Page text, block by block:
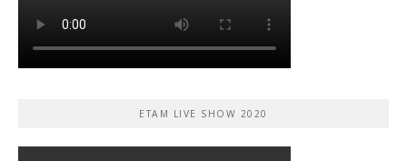
ETAM LIVE SHOW 2020